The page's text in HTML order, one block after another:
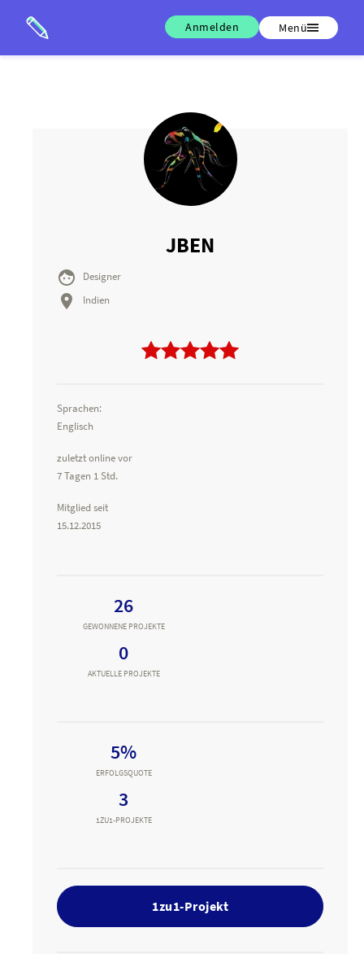
Anmelden Menü
JBEN
 Designer
 Indien
Sprachen:
Englisch
zuletzt online vor
7 Tagen 1 Std.
Mitglied seit
15.12.2015
26
GEWONNENE PROJEKTE
0
AKTUELLE PROJEKTE
5%
ERFOLGSQUOTE
3
1ZU1-PROJEKTE
1zu1-Projekt